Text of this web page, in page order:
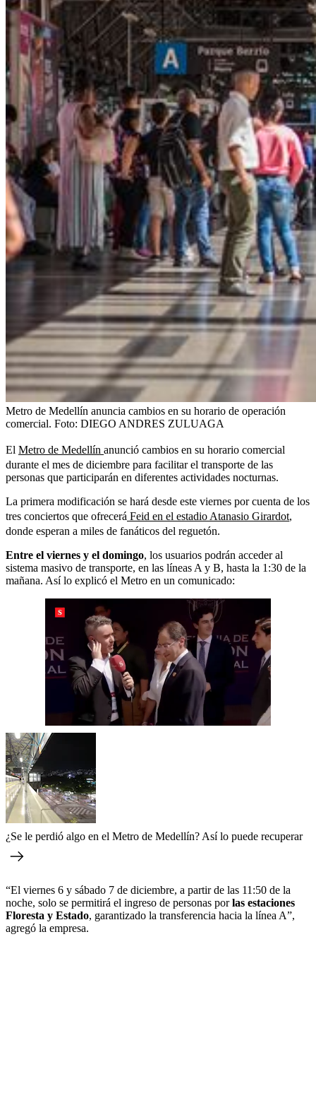
Metro de Medellín anuncia cambios en su horario de operación
comercial. Foto: DIEGO ANDRES ZULUAGA
El Metro de Medellín anunció cambios en su horario comercial
durante el mes de diciembre para facilitar el transporte de las
personas que participarán en diferentes actividades nocturnas.
La primera modificación se hará desde este viernes por cuenta de los
tres conciertos que ofrecerá Feid en el estadio Atanasio Girardot,
donde esperan a miles de fanáticos del reguetón.
Entre el viernes y el domingo, los usuarios podrán acceder al
sistema masivo de transporte, en las líneas A y B, hasta la 1:30 de la
mañana. Así lo explicó el Metro en un comunicado:
¿Se le perdió algo en el Metro de Medellín? Así lo puede recuperar
“El viernes 6 y sábado 7 de diciembre, a partir de las 11:50 de la
noche, solo se permitirá el ingreso de personas porlas estaciones
Floresta y Estado, garantizado la transferencia hacia la línea A”,
agregó la empresa.